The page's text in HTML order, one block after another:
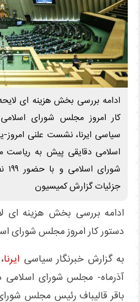
کار امروز مجلس شورای
اسلامی دقایقی پیش به ریاست
جزئیات گزارش کمیسیون
دستور کار امروز مجلس شورای
به گزارش خبرنگار سیاسی ایرنا
آذرماه- مجلس شورای